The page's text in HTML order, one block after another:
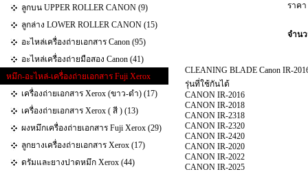
ลูกบน UPPER ROLLER CANON (9)
ลูกล่าง LOWER ROLLER CANON (15)
อะไหล่เครื่องถ่ายเอกสาร Canon (95)
อะไหล่เครื่องถ่ายมือสอง Canon (41)
หมึก-อะไหล่-เครื่องถ่ายเอกสาร Fuji Xerox
เครื่องถ่ายเอกสาร Xerox (ขาว-ดำ) (17)
เครื่องถ่ายเอกสาร Xerox ( สี ) (13)
ผงหมึกเครื่องถ่ายเอกสาร Fuji Xerox (29)
ลูกยางเครื่องถ่ายเอกสาร Xerox (17)
ดรัมและยางปาดหมึก Xerox (44)
ราค
จำน
CLEANING BLADE Canon IR-
รุ่นที่ใช้กันได้
CANON IR-2016
CANON IR-2018
CANON IR-2318
CANON IR-2320
CANON IR-2420
CANON IR-2020
CANON IR-2022
CANON IR-2025